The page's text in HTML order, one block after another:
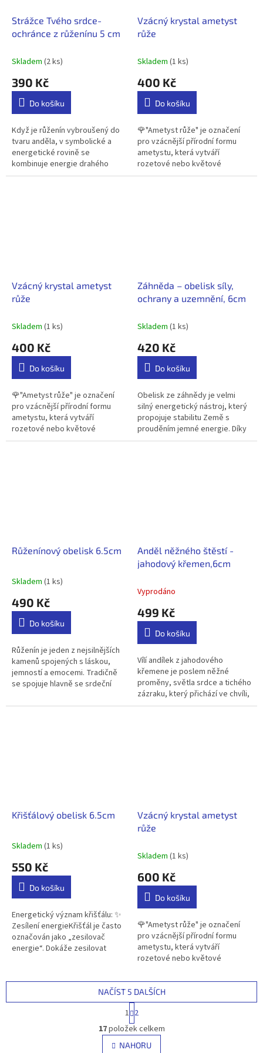
Strážce Tvého srdce-
ochránce z růženínu 5 cm
Skladem (2 ks)
390 Kč
Do košíku
Když je růženín vybroušený do
tvaru anděla, v symbolické a
energetické rovině se
kombinuje energie drahého
kamene s archetypem anděla.
Vzácný krystal ametyst
růže
Skladem (1 ks)
400 Kč
Do košíku
🌹"Ametyst růže" je označení
pro vzácnější přírodní formu
ametystu, která vytváří
rozetové nebo květové
krystalové struktury. Nejde tedy
Vzácný krystal ametyst
růže
Skladem (1 ks)
400 Kč
Do košíku
🌹"Ametyst růže" je označení
pro vzácnější přírodní formu
ametystu, která vytváří
rozetové nebo květové
krystalové struktury. Nejde tedy
Záhněda – obelisk síly,
ochrany a uzemnění, 6cm
Skladem (1 ks)
420 Kč
Do košíku
Obelisk ze záhnědy je velmi
silný energetický nástroj, který
propojuje stabilitu Země s
prouděním jemné energie. Díky
svému tvaru soustřeďuje a
Růženínový obelisk 6.5cm
Průměrné
produktu
5,0
5
hvězdiček.
Skladem (1 ks)
490 Kč
Do košíku
Růženín je jeden z nejsilnějších
kamenů spojených s láskou,
jemností a emocemi. Tradičně
se spojuje hlavně se srdeční
růženínu: 💗 Bezpodmínečná...
Anděl něžného štěstí -
jahodový křemen,6cm
Vyprodáno
499 Kč
Do košíku
Vílí andílek z jahodového
křemene je poslem něžné
proměny, světla srdce a tichého
zázraku, který přichází ve chvíli,
kdy se duše rozhodne znovu
Křišťálový obelisk 6.5cm
Průměrné
produktu
5,0
5
hvězdiček.
Skladem (1 ks)
550 Kč
Do košíku
Energetický význam křišťálu: ✨
Zesílení energieKřišťál je často
označován jako „zesilovač
energie“. Dokáže zesilovat
Vzácný krystal ametyst
růže
Skladem (1 ks)
600 Kč
Do košíku
🌹"Ametyst růže" je označení
pro vzácnější přírodní formu
ametystu, která vytváří
rozetové nebo květové
o ručně vyřezaný tvar, ale o
přirozený...
O
v
l
NAČÍST 5 DALŠÍCH
t
r
á
n
1 2
17položek celkem
NAHORU